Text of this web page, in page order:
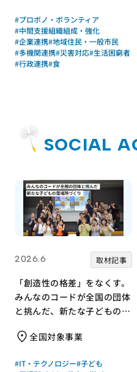
#プロボノ・ボランティア
#中間支援組織組成・強化
#企業連携#地域住民・一般市民
#多機関連携#災害対応#生活困窮者
#行政連携#食
SOCIAL
2026.6 取材記事
「創造性の格差」をなくす。
みんなのコードが全国の団体
と挑んだ、新たな子どもの居
全国対象事業
#IT・テクノロジー#子ども